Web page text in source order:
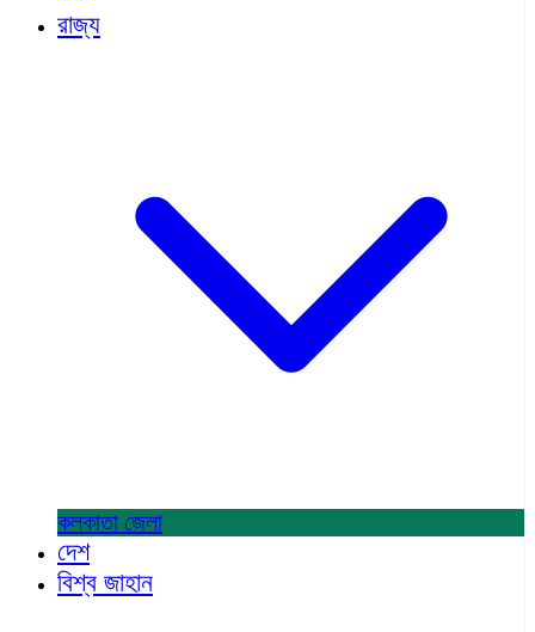
রাজ্য
কলকাতা জেলা
দেশ
বিশ্ব জাহান